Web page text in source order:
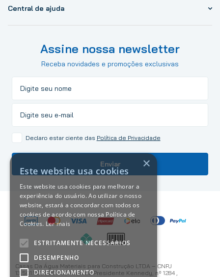
Central de ajuda
Assine nossa newsletter
Receba novidades e promoções exclusivas
Declaro estar ciente das Política de Privacidade
Enviar
Casas Da Água Materiais para Construção LTDA – CNPJ
13.501.187/0001-59 Avenida Presidente Kennedy, nº 1284 ,
×
Este website usa cookies
Este website usa cookies para melhorar a
experiência do usuário. Ao utilizar o nosso
website, estará a concordar com todos os
cookies de acordo com nossa Política de
Cookies. Ler mais
ESTRITAMENTE NECESSÁRIOS
DESEMPENHO
DIRECIONAMENTO